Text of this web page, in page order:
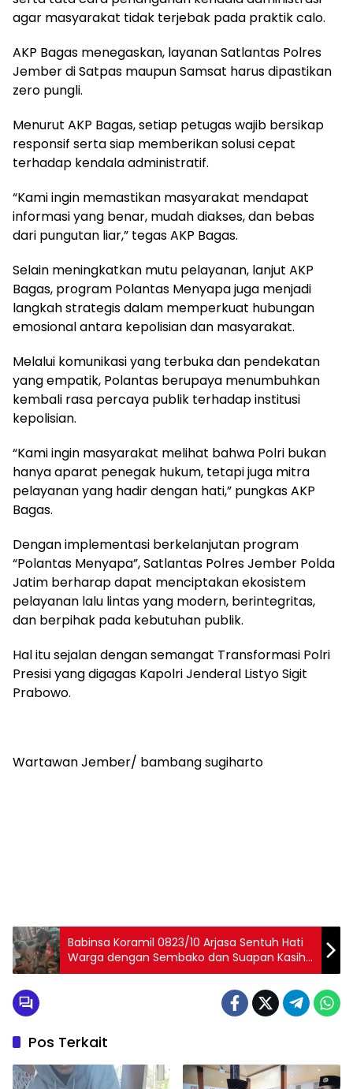
agar masyarakat tidak terjebak pada praktik calo.
AKP Bagas menegaskan, layanan Satlantas Polres
Jember di Satpas maupun Samsat harus dipastikan
zero pungli.
Menurut AKP Bagas, setiap petugas wajib bersikap
responsif serta siap memberikan solusi cepat
terhadap kendala administratif.
“Kami ingin memastikan masyarakat mendapat
informasi yang benar, mudah diakses, dan bebas
dari pungutan liar,” tegas AKP Bagas.
Selain meningkatkan mutu pelayanan, lanjut AKP
Bagas, program Polantas Menyapa juga menjadi
langkah strategis dalam memperkuat hubungan
emosional antara kepolisian dan masyarakat.
Melalui komunikasi yang terbuka dan pendekatan
yang empatik, Polantas berupaya menumbuhkan
kembali rasa percaya publik terhadap institusi
kepolisian.
“Kami ingin masyarakat melihat bahwa Polri bukan
hanya aparat penegak hukum, tetapi juga mitra
pelayanan yang hadir dengan hati,” pungkas AKP
Bagas.
Dengan implementasi berkelanjutan program
“Polantas Menyapa”, Satlantas Polres Jember Polda
Jatim berharap dapat menciptakan ekosistem
pelayanan lalu lintas yang modern, berintegritas,
dan berpihak pada kebutuhan publik.
Hal itu sejalan dengan semangat Transformasi Polri
Presisi yang digagas Kapolri Jenderal Listyo Sigit
Prabowo.
Wartawan Jember/ bambang sugiharto
Babinsa Koramil 0823/10 Arjasa Sentuh Hati
Warga dengan Sembako dan Suapan Kasih
Sayang untuk Warga Kurang Mampu
Pos Terkait